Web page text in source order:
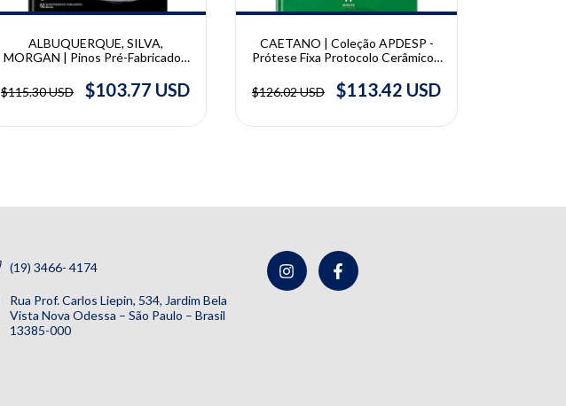
ALBUQUERQUE, SILVA,
MORGAN | Pinos Pré-Fabricados
Rodrigo Albuquerque - Nelson
Silva - Luís Morgan
$115.30 USD $103.77 USD
CAETANO | Coleção APDESP -
Prótese Fixa Protocolo Cerâmico -
$126.02 USD
$113.42 USD
(19) 3466- 4174
Rua Prof. Carlos Liepin, 534, Jardim Bela
Vista Nova Odessa – São Paulo – Brasil
13385-000